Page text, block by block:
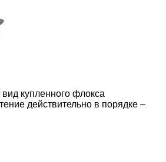
купленного флокса
действительно в порядке –